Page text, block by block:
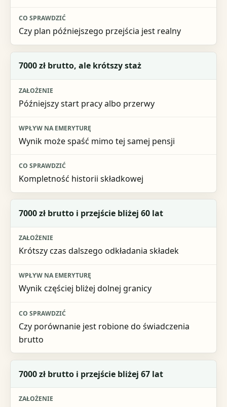
Czy plan późniejszego przejścia jest realny
7000 zł brutto, ale krótszy staż
Późniejszy start pracy albo przerwy
Wynik może spaść mimo tej samej pensji
Kompletność historii składkowej
7000 zł brutto i przejście bliżej 60 lat
Krótszy czas dalszego odkładania składek
Wynik częściej bliżej dolnej granicy
Czy porównanie jest robione do świadczenia
brutto
7000 zł brutto i przejście bliżej 67 lat